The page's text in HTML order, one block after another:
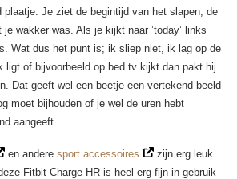
plaatje. Je ziet de begintijd van het slapen, de
wakker was. Als je kijkt naar ’today’ links
Wat dus het punt is; ik sliep niet, ik lag op de
ligt of bijvoorbeeld op bed tv kijkt dan pakt hij
Dat geeft wel een beetje een vertekend beeld
moet bijhouden of je wel de uren hebt
aangeeft.
en andere sport accessoires
zijn erg leuk
Fitbit Charge HR is heel erg fijn in gebruik